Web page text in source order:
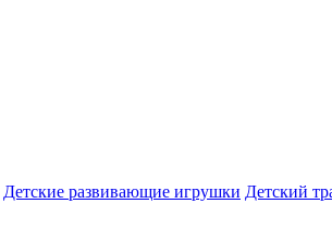
Детские развивающие игрушки Детский